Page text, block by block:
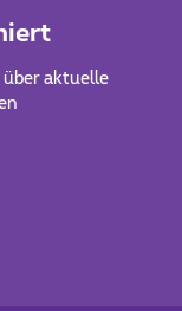
über aktuelle